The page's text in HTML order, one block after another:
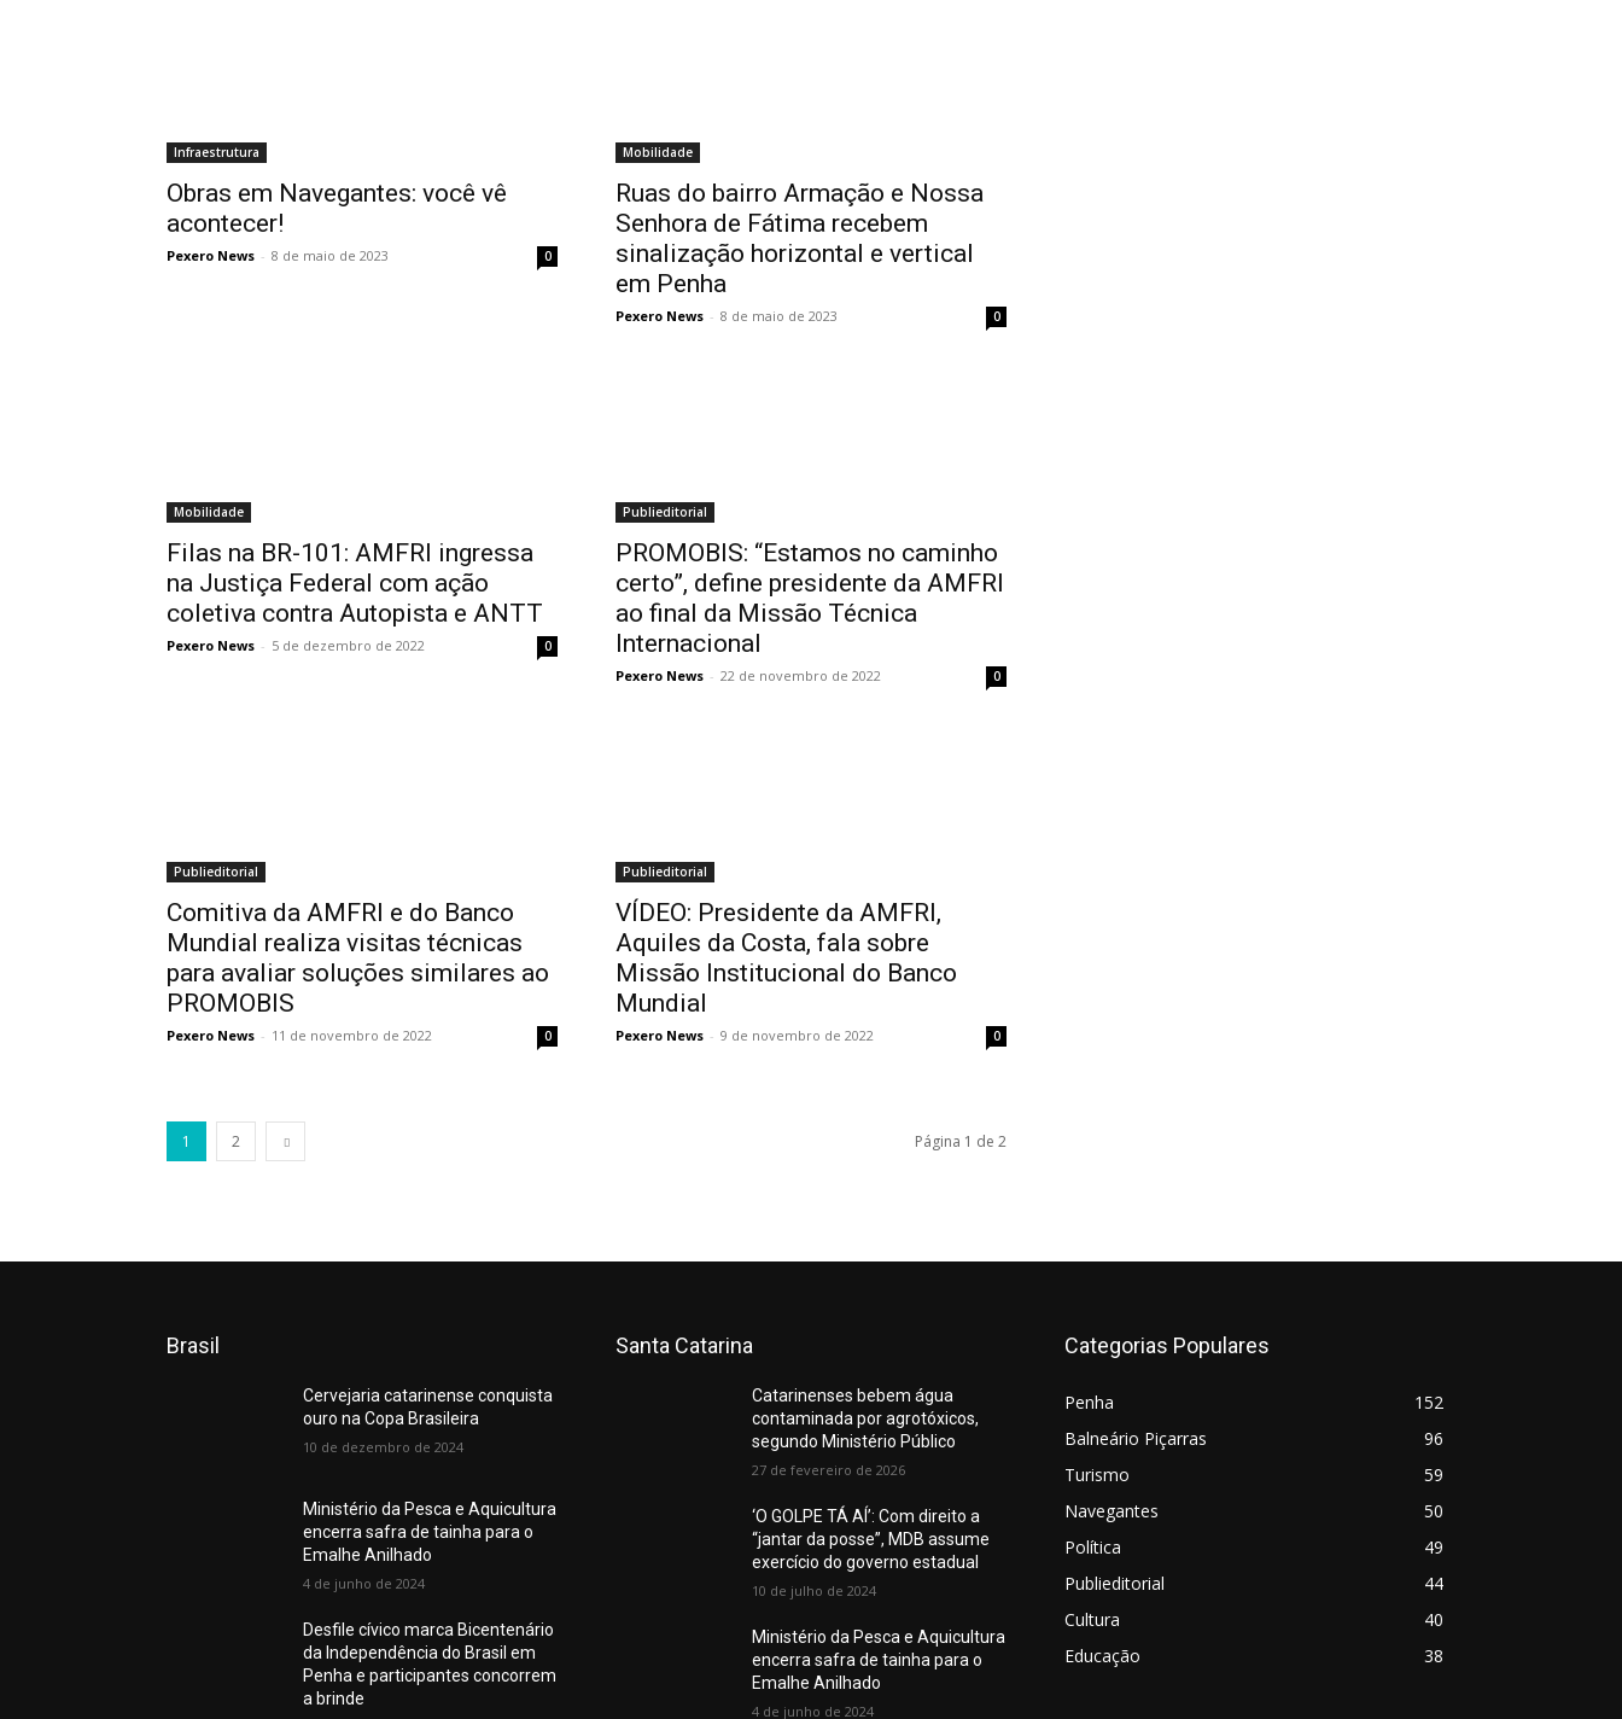
Infraestrutura
Obras em Navegantes: você vê
acontecer!
Pexero News - 8 de maio de 2023 0
Mobilidade
Ruas do bairro Armação e Nossa
Senhora de Fátima recebem
sinalização horizontal e vertical
em Penha
Pexero News - 8 de maio de 2023 0
Mobilidade
Filas na BR-101: AMFRI ingressa
na Justiça Federal com ação
coletiva contra Autopista e ANTT
Pexero News - 5 de dezembro de 2022 0
Publieditorial
PROMOBIS: “Estamos no caminho
certo”, define presidente da AMFRI
ao final da Missão Técnica
Internacional
Pexero News - 22 de novembro de 2022 0
Publieditorial
Comitiva da AMFRI e do Banco
Mundial realiza visitas técnicas
para avaliar soluções similares ao
PROMOBIS
Pexero News - 11 de novembro de 2022 0
Publieditorial
VÍDEO: Presidente da AMFRI,
Aquiles da Costa, fala sobre
Missão Institucional do Banco
Mundial
Pexero News - 9 de novembro de 2022 0
1 2 Página 1 de 2
Brasil
Cervejaria catarinense conquista
ouro na Copa Brasileira
10 de dezembro de 2024
Ministério da Pesca e Aquicultura
encerra safra de tainha para o
Emalhe Anilhado
4 de junho de 2024
Desfile cívico marca Bicentenário
da Independência do Brasil em
Penha e participantes concorrem
a brinde
Santa Catarina
Catarinenses bebem água
contaminada por agrotóxicos,
segundo Ministério Público
27 de fevereiro de 2026
‘O GOLPE TÁ AÍ’: Com direito a
“jantar da posse”, MDB assume
exercício do governo estadual
10 de julho de 2024
Ministério da Pesca e Aquicultura
encerra safra de tainha para o
Emalhe Anilhado
4 de junho de 2024
Categorias Populares
Penha
152
Balneário Piçarras
96
Turismo
59
Navegantes
50
Política
49
Publieditorial
44
Cultura
40
Educação
38